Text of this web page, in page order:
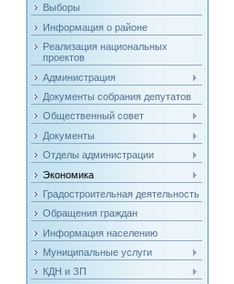
Выборы
Информация о районе
Реализация национальных
проектов
Администрация
Документы собрания депутатов
Общественный совет
Документы
Отделы администрации
Экономика
Градостроительная деятельность
Обращения граждан
Информация населению
Муниципальные услуги
КДН и ЗП